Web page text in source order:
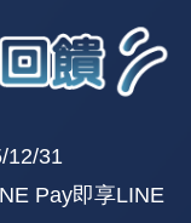
12/31
Pay即享LINE